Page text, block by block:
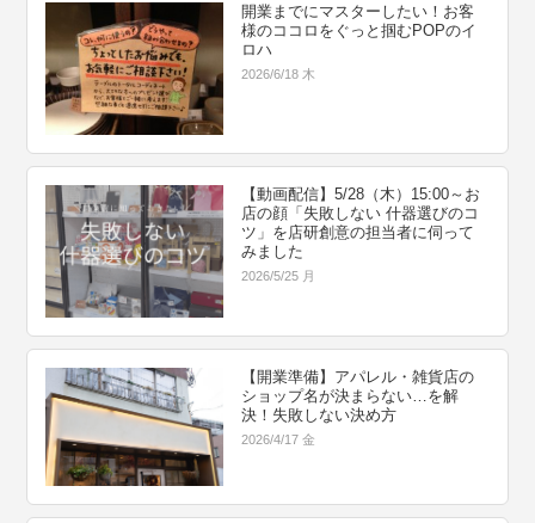
開業までにマスターしたい！お客
様のココロをぐっと掴むPOPのイ
ロハ
2026/6/18 木
【動画配信】5/28（木）15:00～お
店の顔「失敗しない 什器選びのコ
ツ」を店研創意の担当者に伺って
みました
2026/5/25 月
【開業準備】アパレル・雑貨店の
ショップ名が決まらない…を解
決！失敗しない決め方
2026/4/17 金